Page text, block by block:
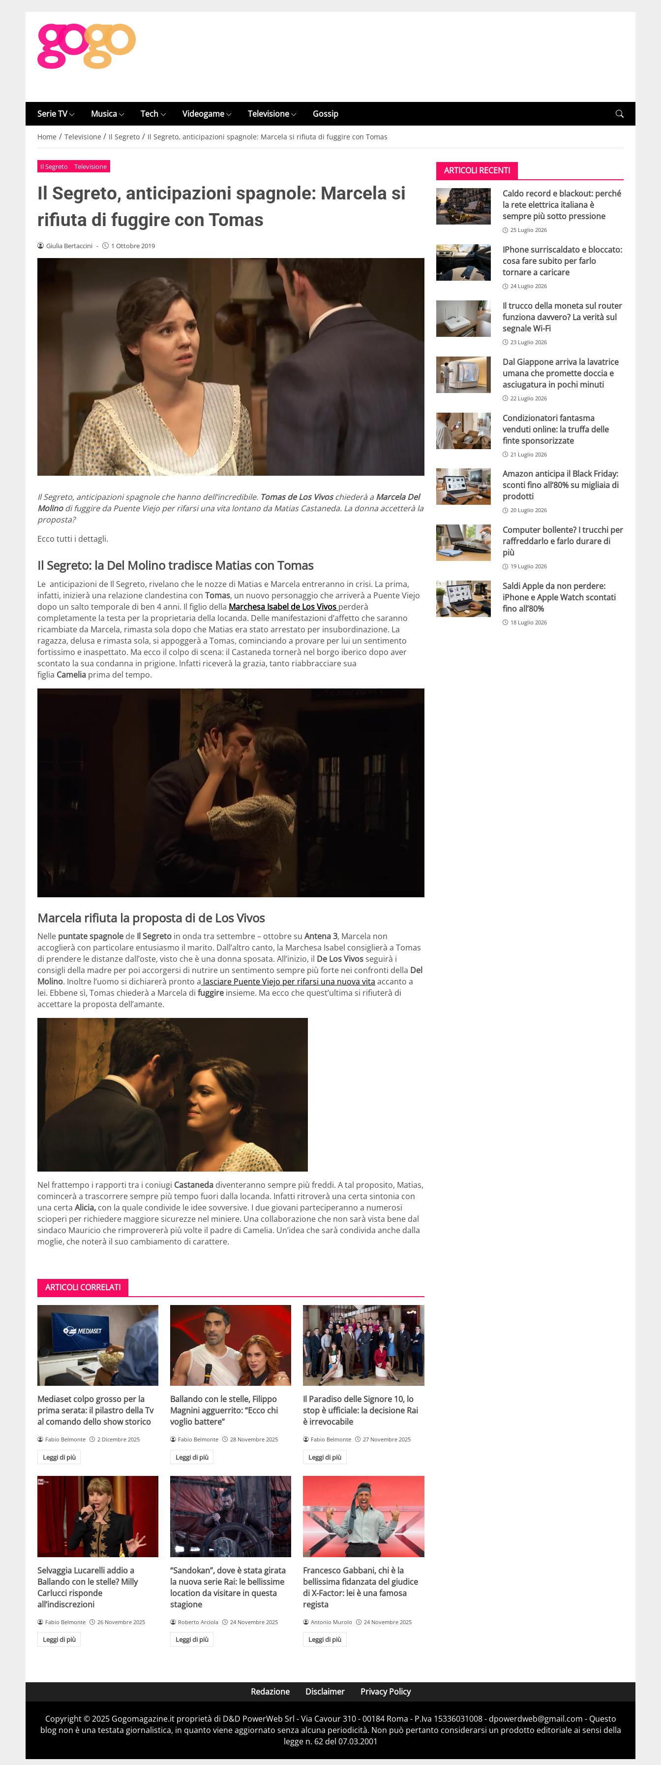
Serie TV Musica Tech Videogame Televisione Gossip
Home / Televisione / Il Segreto / Il Segreto, anticipazioni spagnole: Marcela si rifiuta di fuggire con Tomas
Il Segreto Televisione
Il Segreto, anticipazioni spagnole: Marcela si
rifiuta di fuggire con Tomas
Giulia Bertaccini - 1 Ottobre 2019
Il Segreto, anticipazioni spagnole che hanno dell’incredibile. Tomas de Los Vivoschiederà a Marcela Del
Molinodi fuggire da Puente Viejo per rifarsi una vita lontano da Matias Castaneda. La donna accetterà la
proposta?
Ecco tutti i dettagli.
Il Segreto: la Del Molino tradisce Matias con Tomas
Le anticipazioni de Il Segreto, rivelano che le nozze di Matias e Marcela entreranno in crisi. La prima,
infatti, inizierà una relazione clandestina con Tomas, un nuovo personaggio che arriverà a Puente Viejo
dopo un salto temporale di ben 4 anni. Il figlio della Marchesa Isabel de Los Vivos perderà
completamente la testa per la proprietaria della locanda. Delle manifestazioni d’affetto che saranno
ricambiate da Marcela, rimasta sola dopo che Matias era stato arrestato per insubordinazione. La
ragazza, delusa e rimasta sola, si appoggerà a Tomas, cominciando a provare per lui un sentimento
fortissimo e inaspettato. Ma ecco il colpo di scena: il Castaneda tornerà nel borgo iberico dopo aver
scontato la sua condanna in prigione. Infatti riceverà la grazia, tanto riabbracciare sua
figlia Camelia prima del tempo.
Marcela rifiuta la proposta di de Los Vivos
Nelle puntate spagnole de Il Segreto in onda tra settembre – ottobre su Antena 3, Marcela non
accoglierà con particolare entusiasmo il marito. Dall’altro canto, la Marchesa Isabel consiglierà a Tomas
di prendere le distanze dall’oste, visto che è una donna sposata. All’inizio, il De Los Vivosseguirà i
consigli della madre per poi accorgersi di nutrire un sentimento sempre più forte nei confronti della Del
Molino. Inoltre l’uomo si dichiarerà pronto a lasciare Puente Viejo per rifarsi una nuova vita accanto a
lei. Ebbene sì, Tomas chiederà a Marcela di fuggire insieme. Ma ecco che quest’ultima si rifiuterà di
accettare la proposta dell’amante.
Nel frattempo i rapporti tra i coniugi Castaneda diventeranno sempre più freddi. A tal proposito, Matias,
comincerà a trascorrere sempre più tempo fuori dalla locanda. Infatti ritroverà una certa sintonia con
una certa Alicia, con la quale condivide le idee sovversive. I due giovani parteciperanno a numerosi
scioperi per richiedere maggiore sicurezze nel miniere. Una collaborazione che non sarà vista bene dal
sindaco Mauricio che rimprovererà più volte il padre di Camelia. Un’idea che sarà condivida anche dalla
moglie, che noterà il suo cambiamento di carattere.
ARTICOLI CORRELATI
Mediaset colpo grosso per la
prima serata: il pilastro della Tv
al comando dello show storico
Fabio Belmonte 2 Dicembre 2025
Leggi di più
Ballando con le stelle, Filippo
Magnini agguerrito: “Ecco chi
voglio battere”
Fabio Belmonte 28 Novembre 2025
Leggi di più
Il Paradiso delle Signore 10, lo
stop è ufficiale: la decisione Rai
è irrevocabile
Fabio Belmonte 27 Novembre 2025
Leggi di più
Selvaggia Lucarelli addio a
Ballando con le stelle? Milly
Carlucci risponde
all’indiscrezioni
Fabio Belmonte 26 Novembre 2025
Leggi di più
“Sandokan”, dove è stata girata
la nuova serie Rai: le bellissime
location da visitare in questa
stagione
Roberto Arciola 24 Novembre 2025
Leggi di più
Francesco Gabbani, chi è la
bellissima fidanzata del giudice
di X-Factor: lei è una famosa
regista
Antonio Murolo 24 Novembre 2025
Leggi di più
ARTICOLI RECENTI
Caldo record e blackout: perché
la rete elettrica italiana è
sempre più sotto pressione
25 Luglio 2026
IPhone surriscaldato e bloccato:
cosa fare subito per farlo
tornare a caricare
24 Luglio 2026
Il trucco della moneta sul router
funziona davvero? La verità sul
segnale Wi-Fi
23 Luglio 2026
Dal Giappone arriva la lavatrice
umana che promette doccia e
asciugatura in pochi minuti
22 Luglio 2026
Condizionatori fantasma
venduti online: la truffa delle
finte sponsorizzate
21 Luglio 2026
Amazon anticipa il Black Friday:
sconti fino all’80% su migliaia di
prodotti
20 Luglio 2026
Computer bollente? I trucchi per
raffreddarlo e farlo durare di
più
19 Luglio 2026
Saldi Apple da non perdere:
iPhone e Apple Watch scontati
fino all’80%
18 Luglio 2026
Redazione Disclaimer Privacy Policy
Copyright © 2025 Gogomagazine.it proprietà di D&D PowerWeb Srl - Via Cavour 310 - 00184 Roma - P.Iva 15336031008 - dpowerdweb@gmail.com - Questo
blog non è una testata giornalistica, in quanto viene aggiornato senza alcuna periodicità. Non può pertanto considerarsi un prodotto editoriale ai sensi della
legge n. 62 del 07.03.2001